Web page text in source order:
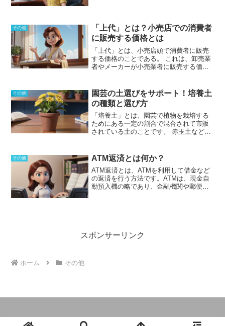
声も再現しやすいことから、その利点を
生かして地上波にも利用されるようにな
りました。
デジタル放送は、2003年12月
からスタートし、携帯電話向けにも2006
年から放送されています。それまで使わ
れてきたアナログ放送は、2011年7月に終
が減少したことによって、有効に利用す
ることが期待されています。電波帯が深
刻な不足を見せている携帯電話の転用も
進められており、様々な研究も進められ
ています。
その他
「上代」とは？小売店での消費者
に販売する価格とは
「上代」とは、小売店頭で消費者に販売
する価格のことである。
これは、卸売業
者やメーカーが小売業者に販売する価格
た、「上代」は、役所が公共工事を発注
するときに設定した価格のことを上代価
格と呼ぶ。これは、工事の入札に参加す
る業者が工事費を算出する際の基準とな
る価格であり、工事の品質や工期を確保
するため、最低限の価格が設定されてい
スを購入する際に、その価格が適正かど
うかを判断する基準となるためである。
また、「上代」は、小売業者やメーカー
にとっても重要な情報である。これは、
商品やサービスの販売価格を決定する際
その他
園芸の土選びをサポート！培養土
の種類と選び方
「培養土」とは、園芸で植物を栽培する
ためにある一定の割合で混合されて市販
されている土のことです。
赤玉土などの
養土は、保水性、排水性、通気性がよ
く、弱酸性であり、肥料濃度が適当であ
ることが良いとされています。また、重
金属元素などの有害物質を含まず、土中
の微生物の活動を維持できる有機物が含
す。自ら材料をそろえて、作物に合わせ
その他 ATM返済とは何か？
ATM返済とは、ATMを利用して借金など
の返済を行う方法です。ATMは、現金自
動預入機の略であり、金融機関や郵便
ニエンスストアでは、24時間の利用が可
だけでなく、借入れもできるようになっ
スポンサーリンク
ホーム その他